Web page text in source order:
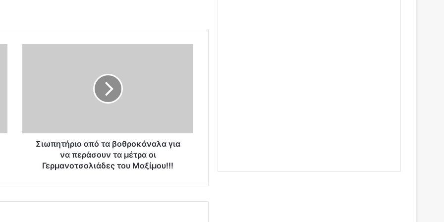
ι
τ
Σιωπητήριο από τα βοθροκάναλα για
να περάσουν τα μέτρα οι
Γερμανοτσολιάδες του Μαξίμου!!!